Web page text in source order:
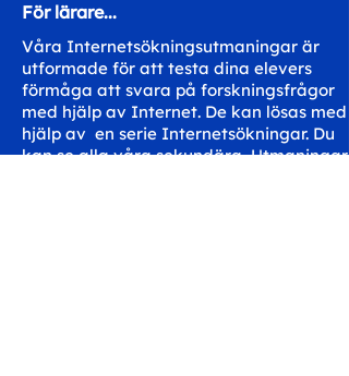
För lärare...
Våra Internetsökningsutmaningar är
utformade för att testa dina elevers
förmåga att svara på forskningsfrågor
med hjälp av Internet. De kan lösas med
hjälp av en serie Internetsökningar. Du
kan se alla vårasekundära Utmaningar